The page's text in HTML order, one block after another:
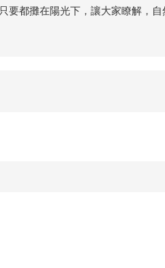
要都攤在陽光下，讓大家瞭解，